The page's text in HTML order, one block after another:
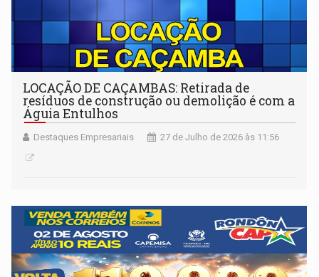
LOCAÇÃO DE CAÇAMBAS: Retirada de
resíduos de construção ou demolição é com a
Águia Entulhos
Destaques Empresariais 27 de Julho de 2026 às 11:56